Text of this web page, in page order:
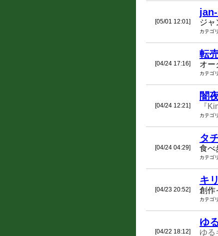
[05/01 12:01] ジ
カテゴリ
[04/24 17:16]
転
オー
カテゴリ
[04/24 12:21]
闇
『
カテゴリ
[04/24 04:29]
タ
食べ
カテゴリ
[04/23 20:52]
キ
創作
カテゴリ
[04/22 18:12]
ゆ
ゆる